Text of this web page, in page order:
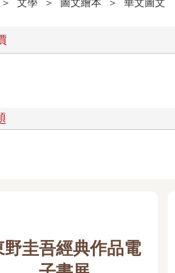
＞ 文學 ＞ 圖文繪本 ＞ 華文圖文
野圭吾經典作品電